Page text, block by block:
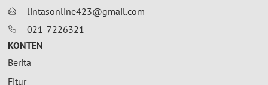
lintasonline423@gmail.com
021-7226321
KONTEN
Berita
Fitur